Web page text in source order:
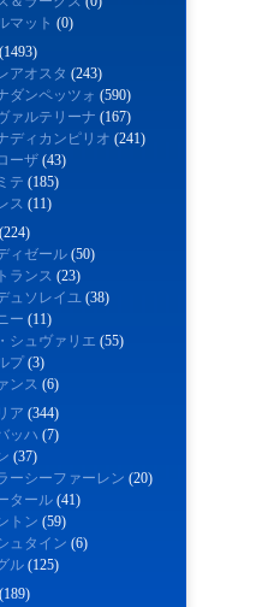
マット (0)
(1493)
アオスタ (243)
ダンペッツォ (590)
ァルテリーナ (167)
ディカンピリオ (241)
ーザ (43)
テ (185)
ス (11)
(224)
ィゼール (50)
ランス (23)
ュソレイユ (38)
ー (11)
シュヴァリエ (55)
プ(3)
ンス (6)
ア (344)
ッハ (7)
(37)
ーシーファーレン (20)
タール (41)
トン (59)
ュタイン (6)
ル (125)
(189)